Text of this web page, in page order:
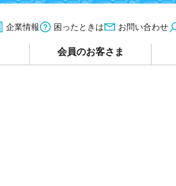
企業情報 困ったときは お問い合わせ
会員のお客さま